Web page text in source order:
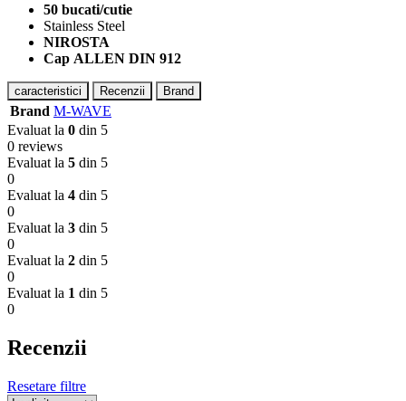
50 bucati/cutie
Stainless Steel
NIROSTA
Cap ALLEN DIN 912
caracteristici Recenzii Brand
Brand M-WAVE
Evaluat la 0 din 5
0 reviews
Evaluat la 5 din 5
0
Evaluat la 4 din 5
0
Evaluat la 3 din 5
0
Evaluat la 2 din 5
0
Evaluat la 1 din 5
0
Recenzii
Resetare filtre